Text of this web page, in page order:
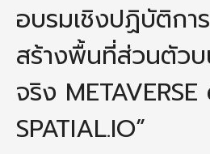
เกี่ยวกับเรา
- ปรัชญาการจัดการศึกษา มหาวิทยาลัยส
- ปรัชญา วิสัยทัศน์ พันธกิจ ของคณะ
- ประวัติความเป็นมาของคณะ
อบรมเชิงปฏิบัติกา
สร้างพื้นที่ส่วนตัวบ
จริง
SPATIAL.IO”